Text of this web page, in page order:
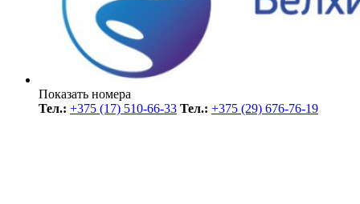
Показать номера
Тел.: +375 (17) 510-66-33 Тел.: +375 (29) 676-76-19